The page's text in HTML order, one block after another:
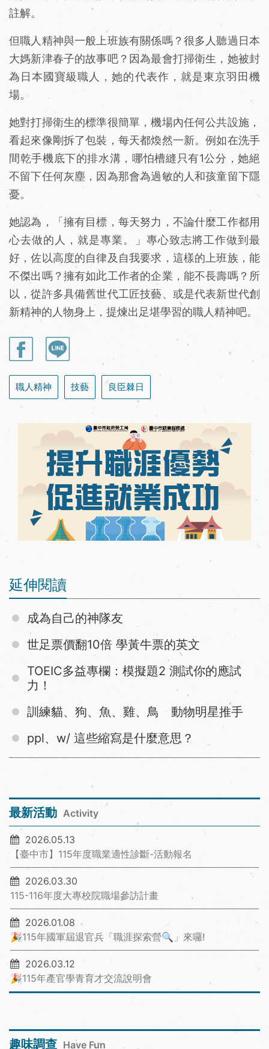
註解。
但職人精神與一般上班族有關係嗎？很多人聽過日本
大媽新津春子的故事吧？因為最會打掃衛生，她被封
為日本國寶級職人，她的代表作，就是東京羽田機
場。
她對打掃衛生的標準很簡單，機場內任何公共設施，
看起來像剛拆了包裝，每天都煥然一新。例如在洗手
間乾手機底下的排水溝，哪怕槽縫只有1公分，她絕
不留下任何灰塵，因為那會為過敏的人和孩童留下隱
憂。
她認為，「擁有目標，每天努力，不論什麼工作都用
心去做的人，就是專業。」專心致志將工作做到最
好，佐以高度的自律及自我要求，這樣的上班族，能
不傑出嗎？擁有如此工作者的企業，能不長壽嗎？所
以，從許多具備舊世代工匠技藝、或是代表新世代創
新精神的人物身上，提煉出足堪學習的職人精神吧。
職人精神 技藝 良臣棘日
延伸閱讀
成為自己的神隊友
世足票價翻10倍 學黃牛票的英文
TOEIC多益專欄：模擬題2 測試你的應試
力！
訓練貓、狗、魚、雞、鳥 動物明星推手
ppl、w/ 這些縮寫是什麼意思？
最新活動 Activity
2026.05.13
【臺中市】115年度職業適性診斷-活動報名
2026.03.30
115-116年度大專校院職場參訪計畫
2026.01.08
🎉115年國軍屆退官兵「職涯探索營🔍」來囉!
2026.03.12
🎉115年產官學青育才交流說明會
趣味調查 Have Fun